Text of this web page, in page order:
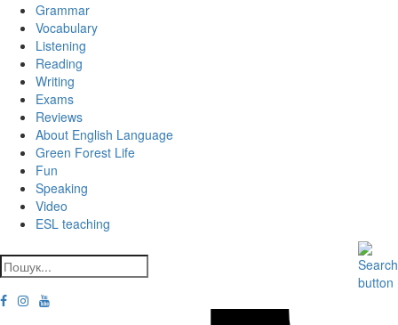
Grammar
Vocabulary
Listening
Reading
Writing
Exams
Reviews
About English Language
Green Forest Life
Fun
Speaking
Video
ESL teaching